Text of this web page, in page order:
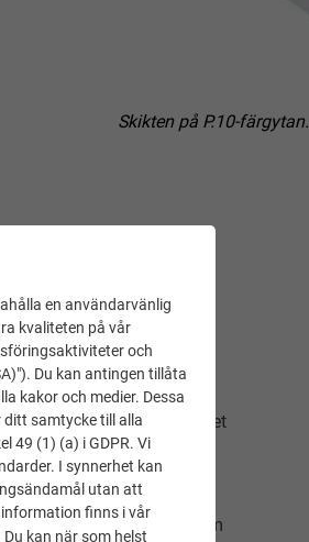
Skikten på P.10-färgytan.
eller stuccomönstrad
med präglingsvalsar, vilket
lägga.
DS.19, takromber,
fås i slätt utförande om
en användarvänlig
kvaliteten på vår
och
Du kan antingen tillåta
kakor och medier. Dessa
ditt samtycke till alla
49 (1) (a) i GDPR. Vi
I synnerhet kan
utan att
finns i vår
kan när som helst